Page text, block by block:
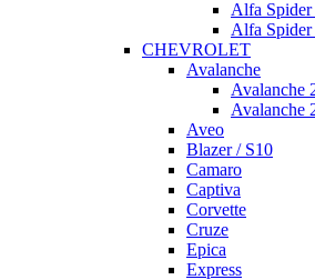
Alfa
Alfa Spider
CHEVROLET
Avalanche
Avalanche
Avalanche
Aveo
Blazer / S10
Camaro
Captiva
Corvette
Cruze
Epica
Express